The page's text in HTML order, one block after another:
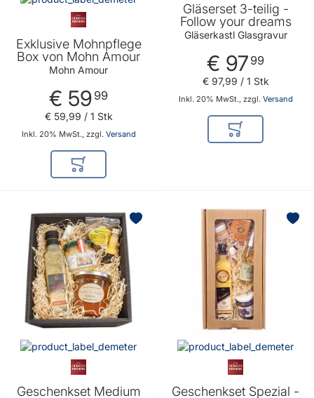
Exklusive Mohnpflege
Box von Mohn Amour
Mohn Amour
€ 59 99
Inkl. 20% MwSt., zzgl. Versand
€ 59,99 / 1 Stk
In den Warenkorb
Gläserset 3-teilig -
Follow your dreams
Gläserkastl Glasgravur
€ 97 99
Inkl. 20% MwSt., zzgl. Versand
€ 97,99 / 1 Stk
In den
Geschenkset Medium
Geschenkset Spezial -